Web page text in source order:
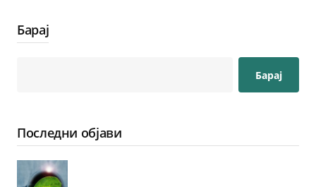
Барај
Барај
Последни објави